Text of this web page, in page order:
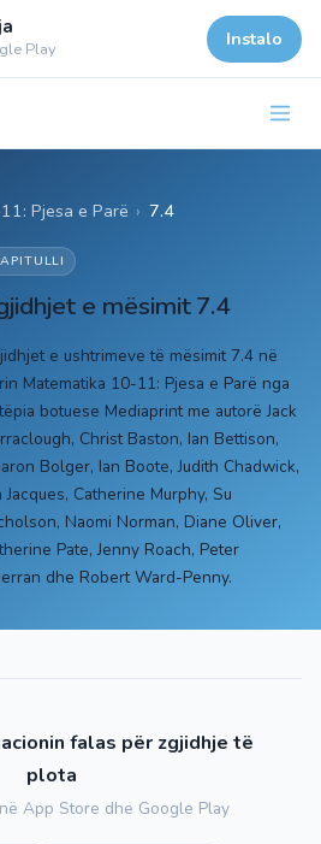
Play Instalo
Pjesa e Parë › 7.4
e mësimit 7.4
e ushtrimeve të mësimit 7.4 në
Matematika 10-11: Pjesa e Parë nga
botuese Mediaprint me autorë Jack
Christ Baston, Ian Bettison,
Bolger, Ian Boote, Judith Chadwick,
Jacques, Catherine Murphy, Su
Naomi Norman, Diane Oliver,
Pate, Jenny Roach, Peter
dhe Robert Ward-Penny.
falas për zgjidhje të
plota
App Store dhe Google Play